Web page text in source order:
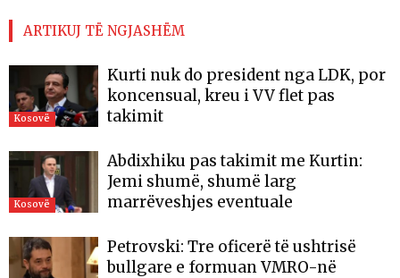
ARTIKUJ TË NGJASHËM
Kosovë
Kurti nuk do president nga LDK, por
koncensual, kreu i VV flet pas
takimit
Kosovë
Abdixhiku pas takimit me Kurtin:
Jemi shumë, shumë larg
marrëveshjes eventuale
Petrovski: Tre oficerë të ushtrisë
bullgare e formuan VMRO-në